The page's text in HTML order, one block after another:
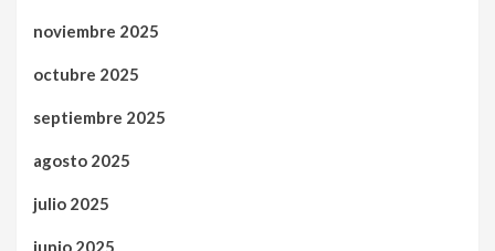
noviembre 2025
octubre 2025
septiembre 2025
agosto 2025
julio 2025
junio 2025